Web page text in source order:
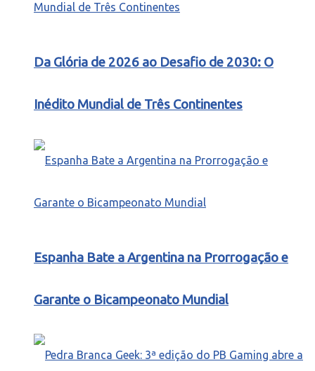
Da Glória de 2026 ao Desafio de 2030: O
Inédito Mundial de Três Continentes
Espanha Bate a Argentina na Prorrogação e
Garante o Bicampeonato Mundial